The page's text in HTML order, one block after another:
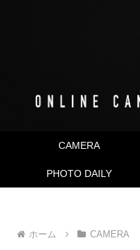
CAMERA
PHOTO DAILY
ホーム CAMERA